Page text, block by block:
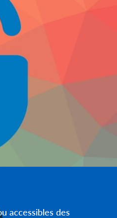
accessibles des